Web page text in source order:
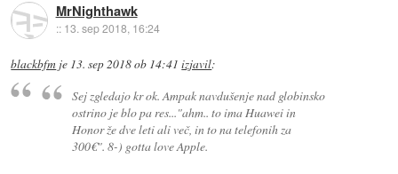
MrNighthawk
:: 13. sep 2018, 16:24
blackbfm je 13. sep 2018 ob 14:41 izjavil:
Sej zgledajo kr ok. Ampak navdušenje nad globinsko
ostrino je blo pa res..."ahm.. to ima Huawei in
Honor že dve leti ali več, in to na telefonih za
300€". 8-) gotta love Apple.